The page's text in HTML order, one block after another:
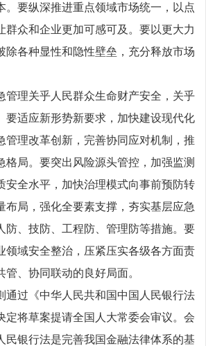
。要纵深推进重点领域市场统一，以点
群众和企业更加可感可及。要以更大力
除各种显性和隐性壁垒，充分释放市场
理关乎人民群众生命财产安全，关乎
要适应新形势新要求，加快建设现代化
管理改革创新，完善协同应对机制，推
格局。要突出风险源头管控，加强监测
安全水平，加快治理模式向事前预防转
布局，强化全要素支撑，夯实基层应急
防、技防、工程防、管理防等措施。要
领域安全整治，压紧压实各级各方面责
、协同联动的良好局面。
过《中华人民共和国中国人民银行法
定将草案提请全国人大常委会审议。会
民银行法是完善我国金融法律体系的基